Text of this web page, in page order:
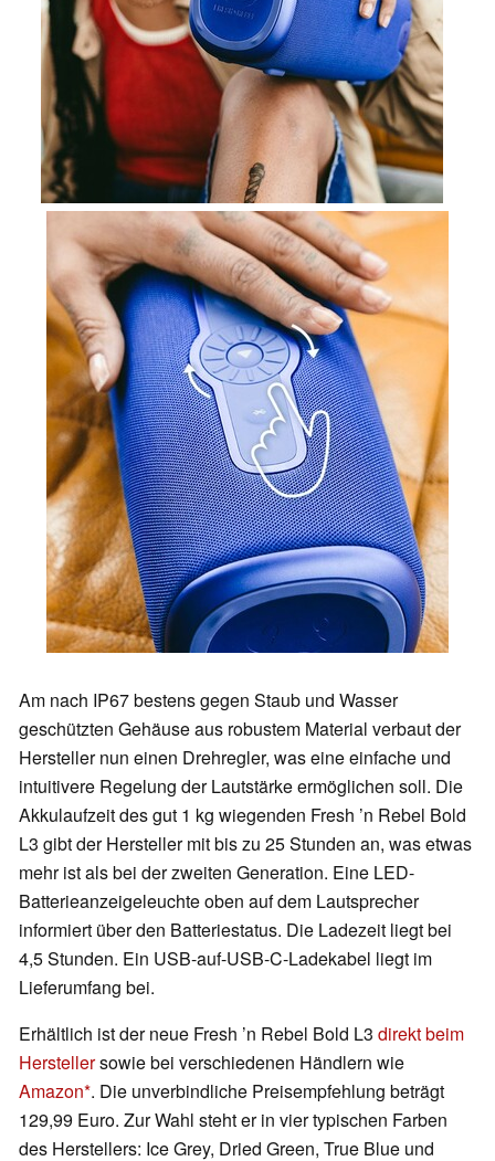
Am nach IP67 bestens gegen Staub und Wasser
geschützten Gehäuse aus robustem Material verbaut der
Hersteller nun einen Drehregler, was eine einfache und
intuitivere Regelung der Lautstärke ermöglichen soll. Die
Akkulaufzeit des gut 1 kg wiegenden Fresh ’n Rebel Bold
L3 gibt der Hersteller mit bis zu 25 Stunden an, was etwas
mehr ist als bei der zweiten Generation. Eine LED-
Batterieanzeigeleuchte oben auf dem Lautsprecher
informiert über den Batteriestatus. Die Ladezeit liegt bei
4,5 Stunden. Ein USB-auf-USB-C-Ladekabel liegt im
Lieferumfang bei.
Erhältlich ist der neue Fresh ’n Rebel Bold L3 direkt beim
Herstellersowie bei verschiedenen Händlern wie
Amazon . Die unverbindliche Preisempfehlung beträgt
129,99 Euro. Zur Wahl steht er in vier typischen Farben
des Herstellers: Ice Grey, Dried Green, True Blue und